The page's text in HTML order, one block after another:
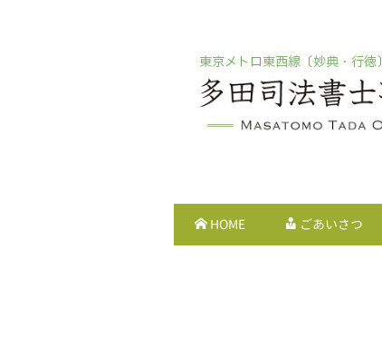
東京メトロ東西線〔妙典・行徳〕
HOME ごあいさつ